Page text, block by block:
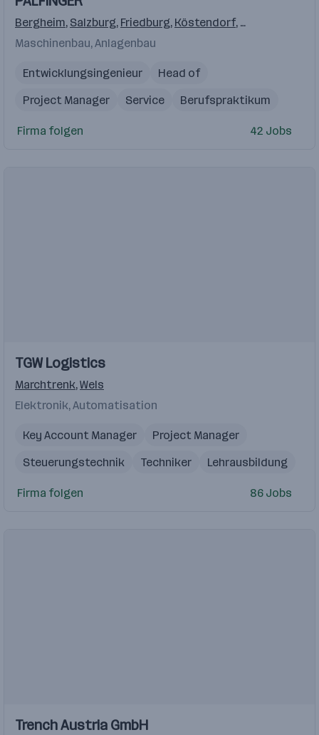
Videos
Bergheim, Salzburg, Friedburg, Köstendorf, Elsbethen/
Maschinenbau, Anlagenbau
Entwicklungsingenieur
Head of
Project Manager
Service Berufspraktikum
Firma folgen 42 Jobs
Einblicke
TGW Logistics
Marchtrenk,Wels
Elektronik, Automatisation
Key Account Manager
Project Manager
Steuerungstechnik
Techniker Lehrausbildung
Firma folgen 86 Jobs
Trench Austria GmbH